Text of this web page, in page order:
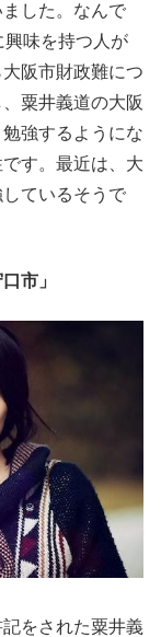
した。なんで
興味を持つ人が
阪市財政難につ
粟井義道の大阪
強するようにな
す。最近は、大
ているそうで
市」
をされた粟井義